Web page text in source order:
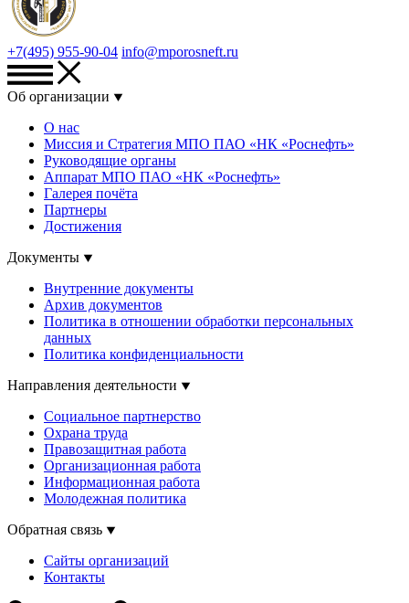
+7(495) 955-90-04 info@mporosneft.ru
Об организации
О нас
Миссия и Стратегия МПО ПАО «НК «Роснефть»
Руководящие органы
Аппарат МПО ПАО «НК «Роснефть»
Галерея почёта
Партнеры
Достижения
Документы
Внутренние документы
Архив документов
Политика в отношении обработки персональных
данных
Политика конфиденциальности
Направления деятельности
Социальное партнерство
Охрана труда
Правозащитная работа
Организационная работа
Информационная работа
Молодежная политика
Обратная связь
Сайты организаций
Контакты